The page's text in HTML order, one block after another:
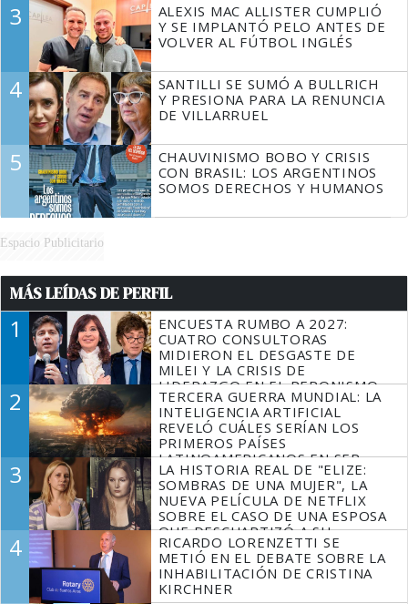
3
ALEXIS MAC ALLISTER CUMPLIÓ
Y SE IMPLANTÓ PELO ANTES DE
VOLVER AL FÚTBOL INGLÉS
4
SANTILLI SE SUMÓ A BULLRICH
Y PRESIONA PARA LA RENUNCIA
DE VILLARRUEL
5
CHAUVINISMO BOBO Y CRISIS
CON BRASIL: LOS ARGENTINOS
SOMOS DERECHOS Y HUMANOS
Espacio Publicitario
MÁS LEÍDAS DE PERFIL
1
ENCUESTA RUMBO A 2027:
CUATRO CONSULTORAS
MIDIERON EL DESGASTE DE
MILEI Y LA CRISIS DE
LIDERAZGO EN EL PERONISMO
2
TERCERA GUERRA MUNDIAL: LA
INTELIGENCIA ARTIFICIAL
REVELÓ CUÁLES SERÍAN LOS
PRIMEROS PAÍSES
LATINOAMERICANOS EN SER
DERROTADOS
3
LA HISTORIA REAL DE "ELIZE:
SOMBRAS DE UNA MUJER", LA
NUEVA PELÍCULA DE NETFLIX
SOBRE EL CASO DE UNA ESPOSA
QUE DESCUARTIZÓ A SU
MARIDO
4
RICARDO LORENZETTI SE
METIÓ EN EL DEBATE SOBRE LA
INHABILITACIÓN DE CRISTINA
KIRCHNER